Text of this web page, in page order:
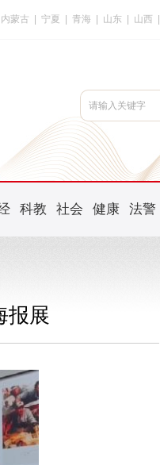
内蒙古 宁夏 青海 山东 山西
科教 社会 健康 法警
报展